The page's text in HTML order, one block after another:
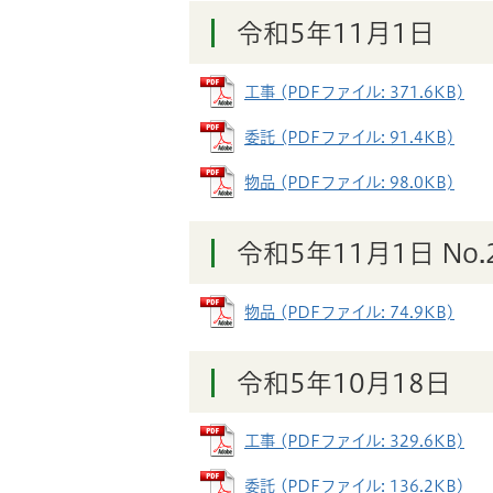
令和5年11月1日
工事 (PDFファイル: 371.6KB)
委託 (PDFファイル: 91.4KB)
物品 (PDFファイル: 98.0KB)
令和5年11月1日
物品 (PDFファイル: 74.9KB)
令和5年10月18日
工事 (PDFファイル: 329.6KB)
委託 (PDFファイル: 136.2KB)